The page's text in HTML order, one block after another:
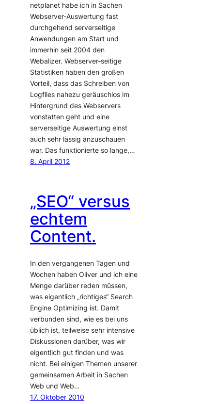
netplanet habe ich in Sachen
Webserver-Auswertung fast
durchgehend serverseitige
Anwendungen am Start und
immerhin seit 2004 den
Webalizer. Webserver-seitige
Statistiken haben den großen
Vorteil, dass das Schreiben von
Logfiles nahezu geräuschlos im
Hintergrund des Webservers
vonstatten geht und eine
serverseitige Auswertung einst
auch sehr lässig anzuschauen
war. Das funktionierte so lange,…
8. April 2012
„SEO“ versus
echtem
Content.
In den vergangenen Tagen und
Wochen haben Oliver und ich eine
Menge darüber reden müssen,
was eigentlich „richtiges“ Search
Engine Optimizing ist. Damit
verbunden sind, wie es bei uns
üblich ist, teilweise sehr intensive
Diskussionen darüber, was wir
eigentlich gut finden und was
nicht. Bei einigen Themen unserer
gemeinsamen Arbeit in Sachen
Web und Web…
17. Oktober 2010